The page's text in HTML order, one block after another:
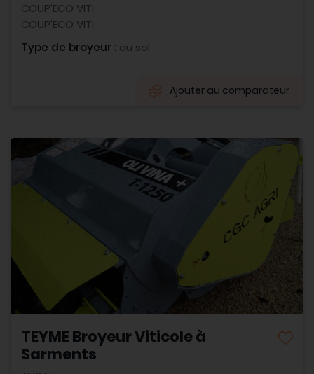
COUP'ECO VITI
COUP'ECO VITI
Type de broyeur : au sol
Ajouter au comparateur
TEYME Broyeur Viticole à
Sarments